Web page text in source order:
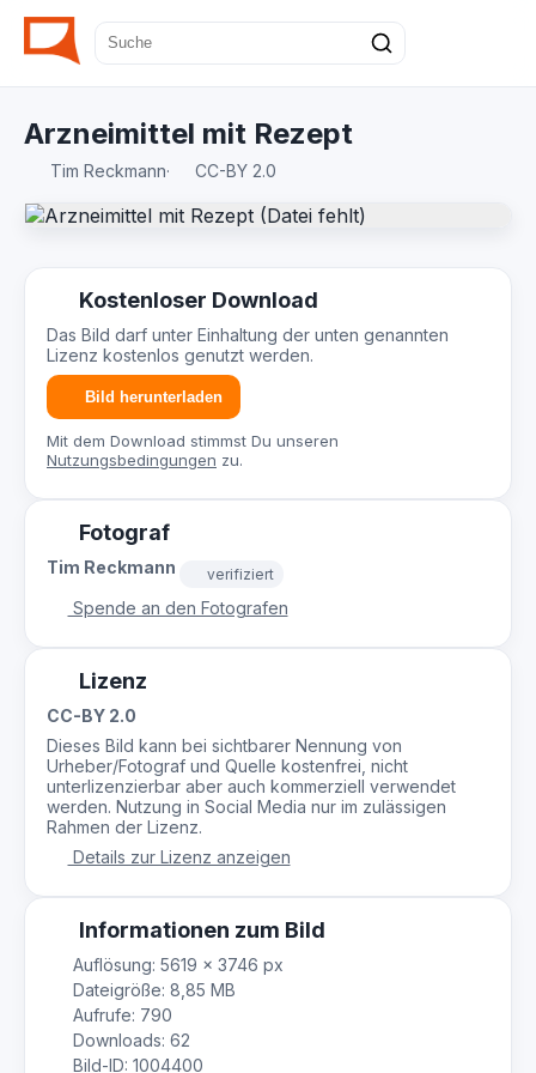
Arzneimittel mit Rezept
Tim Reckmann· CC-BY 2.0
Kostenloser Download
Das Bild darf unter Einhaltung der unten genannten
Lizenz kostenlos genutzt werden.
Bild herunterladen
Mit dem Download stimmst Du unseren
Nutzungsbedingungen zu.
Fotograf
Tim Reckmann verifiziert
Spende an den Fotografen
Lizenz
CC-BY 2.0
Dieses Bild kann bei sichtbarer Nennung von
Urheber/Fotograf und Quelle kostenfrei, nicht
unterlizenzierbar aber auch kommerziell verwendet
werden. Nutzung in Social Media nur im zulässigen
Rahmen der Lizenz.
Details zur Lizenz anzeigen
Informationen zum Bild
Auflösung: 5619 × 3746 px
Dateigröße: 8,85 MB
Aufrufe: 790
Downloads: 62
Bild-ID: 1004400